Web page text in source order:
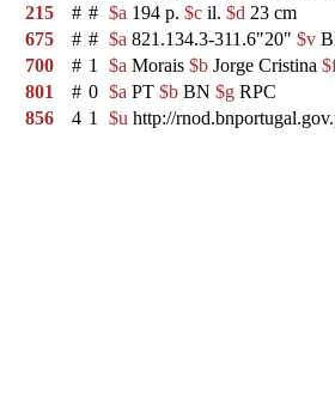
215
# # $a 194 p. $c il. $d 23 cm
675
# # $a 821.134.3-311.6"20" $v
700
# 1 $a Morais $b Jorge Cristina
801
# 0 $a PT $b BN $g RPC
856
4 1 $u http://